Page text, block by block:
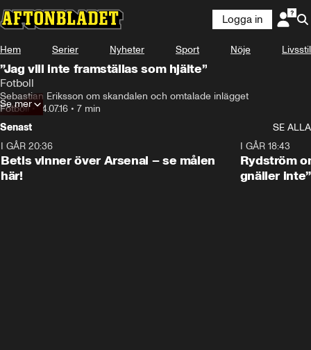
Logga in
Hem Serier Nyheter Sport Nöje Livsstil
”Jag vill inte framställas som hjälte”
Fotboll
Sebastian Eriksson om skandalen och omtalade inlägget
Fotboll•14.07.16 • 7 min
Se mer
Senast
SE ALLA
I GÅR 20:36
Betis vinner över Arsenal – se målen
här!
I GÅR 18:43
Rydström
gnäller inte”